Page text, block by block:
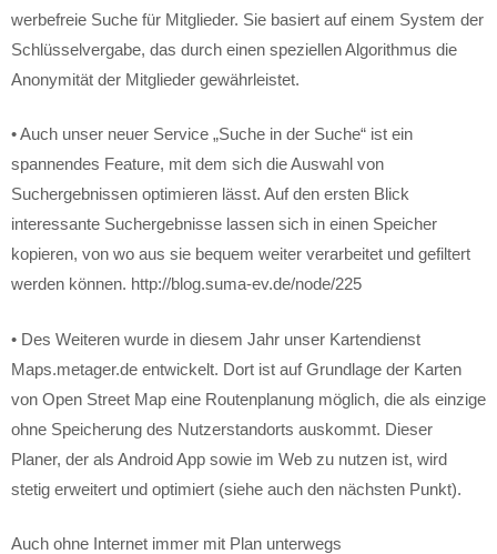
werbefreie Suche für Mitglieder. Sie basiert auf einem System der
Schlüsselvergabe, das durch einen speziellen Algorithmus die
Anonymität der Mitglieder gewährleistet.
• Auch unser neuer Service „Suche in der Suche“ ist ein
spannendes Feature, mit dem sich die Auswahl von
Suchergebnissen optimieren lässt. Auf den ersten Blick
interessante Suchergebnisse lassen sich in einen Speicher
kopieren, von wo aus sie bequem weiter verarbeitet und gefiltert
werden können. http://blog.suma-ev.de/node/225
• Des Weiteren wurde in diesem Jahr unser Kartendienst
Maps.metager.de entwickelt. Dort ist auf Grundlage der Karten
von Open Street Map eine Routenplanung möglich, die als einzige
ohne Speicherung des Nutzerstandorts auskommt. Dieser
Planer, der als Android App sowie im Web zu nutzen ist, wird
stetig erweitert und optimiert (siehe auch den nächsten Punkt).
Auch ohne Internet immer mit Plan unterwegs